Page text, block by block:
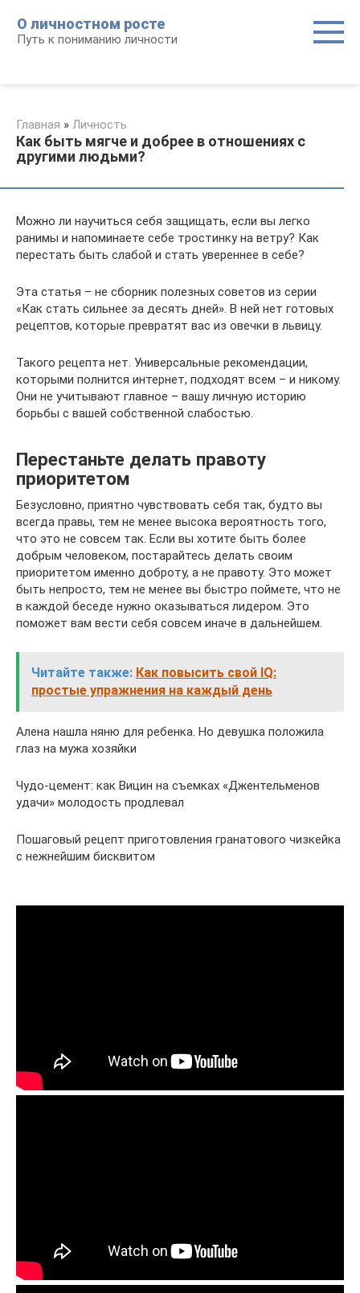
контенту
О личностном росте
Путь к пониманию личности
Главная » Личность
Как быть мягче и добрее в отношениях с
другими людьми?
Можно ли научиться себя защищать, если вы легко
ранимы и напоминаете себе тростинку на ветру? Как
перестать быть слабой и стать увереннее в себе?
Эта статья – не сборник полезных советов из серии
«Как стать сильнее за десять дней». В ней нет готовых
рецептов, которые превратят вас из овечки в львицу.
Такого рецепта нет. Универсальные рекомендации,
которыми полнится интернет, подходят всем – и никому.
Они не учитывают главное – вашу личную историю
борьбы с вашей собственной слабостью.
Перестаньте делать правоту
приоритетом
Безусловно, приятно чувствовать себя так, будто вы
всегда правы, тем не менее высока вероятность того,
что это не совсем так. Если вы хотите быть более
добрым человеком, постарайтесь делать своим
приоритетом именно доброту, а не правоту. Это может
быть непросто, тем не менее вы быстро поймете, что не
в каждой беседе нужно оказываться лидером. Это
поможет вам вести себя совсем иначе в дальнейшем.
Читайте также: Как повысить свой IQ:
простые упражнения на каждый день
Алена нашла няню для ребенка. Но девушка положила
глаз на мужа хозяйки
Чудо-цемент: как Вицин на съемках «Джентельменов
удачи» молодость продлевал
Пошаговый рецепт приготовления гранатового чизкейка
с нежнейшим бисквитом